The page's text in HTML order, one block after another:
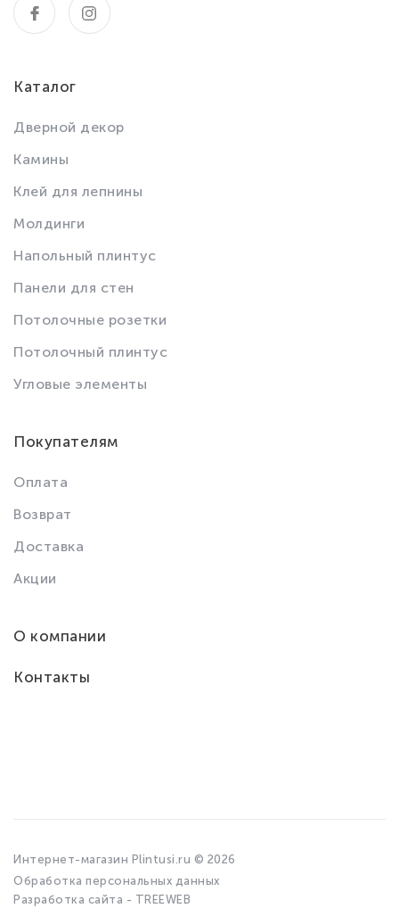
Каталог
Дверной декор
Камины
Клей для лепнины
Молдинги
Напольный плинтус
Панели для стен
Потолочные розетки
Потолочный плинтус
Угловые элементы
Покупателям
Оплата
Возврат
Доставка
Акции
О компании
Контакты
Интернет-магазин Plintusi.ru © 2026
Обработка персональных данных
Разработка сайта - TREEWEB